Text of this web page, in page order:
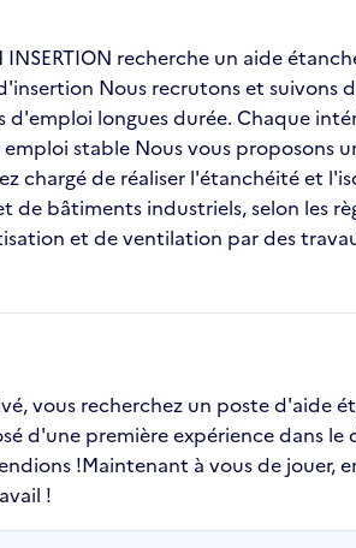
INSERTION recherche un aide
Nous recrutons et suivons
longues durée. Chaque
stable Nous vous proposons
chargé de réaliser l'étanchéité et
bâtiments industriels, selon les
et de ventilation par des
vous recherchez un poste d'aide
d'une première expérience dans
!Maintenant à vous de
!